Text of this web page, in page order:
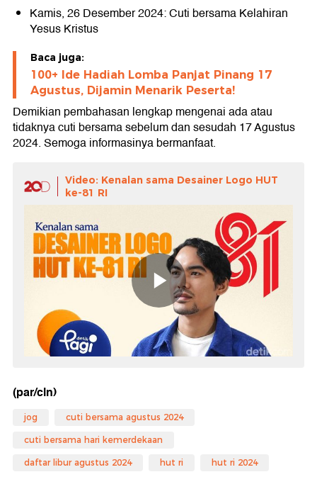
Kamis, 26 Desember 2024: Cuti bersama Kelahiran
Yesus Kristus
Baca juga:
100+ Ide Hadiah Lomba Panjat Pinang 17
Agustus, Dijamin Menarik Peserta!
Demikian pembahasan lengkap mengenai ada atau
tidaknya cuti bersama sebelum dan sesudah 17 Agustus
2024. Semoga informasinya bermanfaat.
Video: Kenalan sama Desainer Logo HUT
ke-81 RI
(par/cln)
jog cuti bersama agustus 2024
cuti bersama hari kemerdekaan
daftar libur agustus 2024 hut ri hut ri 2024